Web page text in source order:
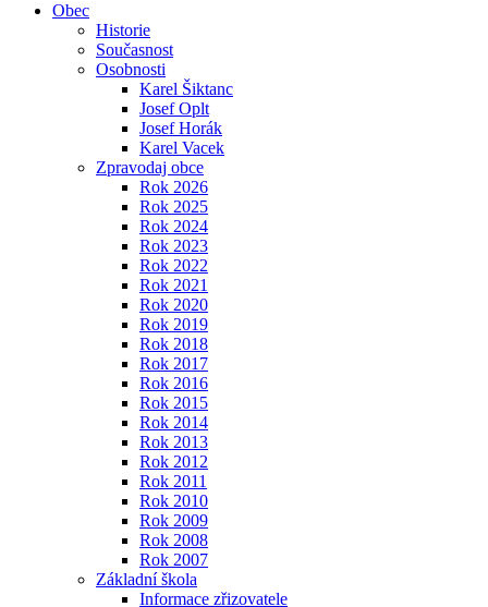
Obec
Historie
Současnost
Osobnosti
Karel Šiktanc
Josef Oplt
Josef Horák
Karel Vacek
Zpravodaj obce
Rok 2026
Rok 2025
Rok 2024
Rok 2023
Rok 2022
Rok 2021
Rok 2020
Rok 2019
Rok 2018
Rok 2017
Rok 2016
Rok 2015
Rok 2014
Rok 2013
Rok 2012
Rok 2011
Rok 2010
Rok 2009
Rok 2008
Rok 2007
Základní škola
Informace zřizovatele